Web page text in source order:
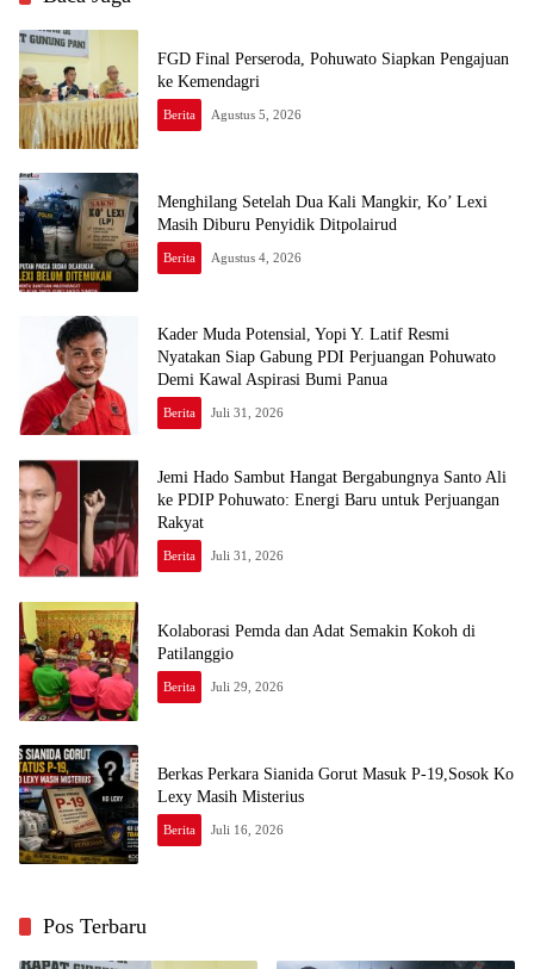
FGD Final Perseroda, Pohuwato Siapkan Pengajuan
ke Kemendagri
Berita Agustus 5, 2026
Menghilang Setelah Dua Kali Mangkir, Ko’ Lexi
Masih Diburu Penyidik Ditpolairud
Berita Agustus 4, 2026
Kader Muda Potensial, Yopi Y. Latif Resmi
Nyatakan Siap Gabung PDI Perjuangan Pohuwato
Demi Kawal Aspirasi Bumi Panua
Berita Juli 31, 2026
Jemi Hado Sambut Hangat Bergabungnya Santo Ali
ke PDIP Pohuwato: Energi Baru untuk Perjuangan
Rakyat
Berita Juli 31, 2026
Kolaborasi Pemda dan Adat Semakin Kokoh di
Patilanggio
Berita Juli 29, 2026
Berkas Perkara Sianida Gorut Masuk P-19,Sosok Ko
Lexy Masih Misterius
Berita Juli 16, 2026
Pos Terbaru